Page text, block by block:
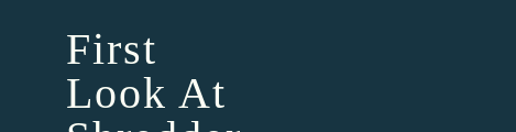
First
Look At